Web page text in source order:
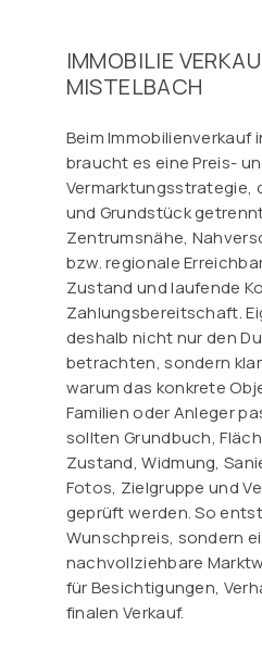
IMMOBILIE
MISTELBACH
Beim Immobilienverkauf
braucht es eine Preis-
Vermarktungsstrategie,
und Grundstück
Zentrumsnähe,
bzw. regionale
Zustand und laufende
Zahlungsbereitschaft.
deshalb nicht nur den
betrachten, sondern
warum das konkrete
Familien oder Anleger
sollten Grundbuch,
Zustand, Widmung,
Fotos, Zielgruppe und
geprüft werden. So
Wunschpreis, sondern
nachvollziehbare
für Besichtigungen,
finalen Verkauf.